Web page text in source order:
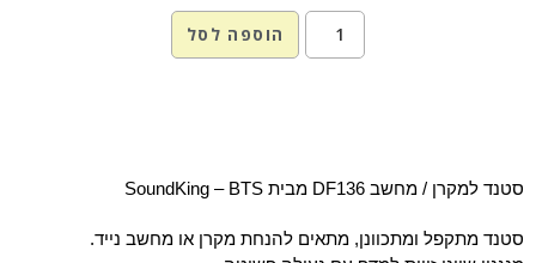
הוספה לסל
סטנד למקרן / מחשב DF136 מבית SoundKing – BTS
סטנד מתקפל ומתכוונן, מתאים להנחת מקרן או מחשב נייד.